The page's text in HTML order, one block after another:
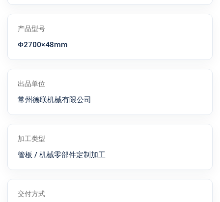
产品型号
Φ2700×48mm
出品单位
常州德联机械有限公司
加工类型
管板 / 机械零部件定制加工
交付方式